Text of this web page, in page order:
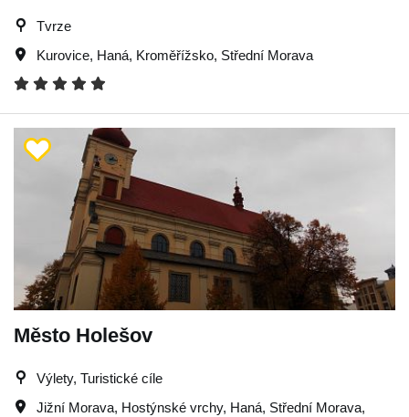
Tvrze
Kurovice, Haná, Kroměřížsko, Střední Morava
Město Holešov
Výlety, Turistické cíle
Jižní Morava, Hostýnské vrchy, Haná, Střední Morava,